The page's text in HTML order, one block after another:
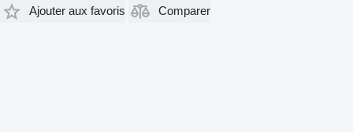
Ajouter aux favoris
Comparer